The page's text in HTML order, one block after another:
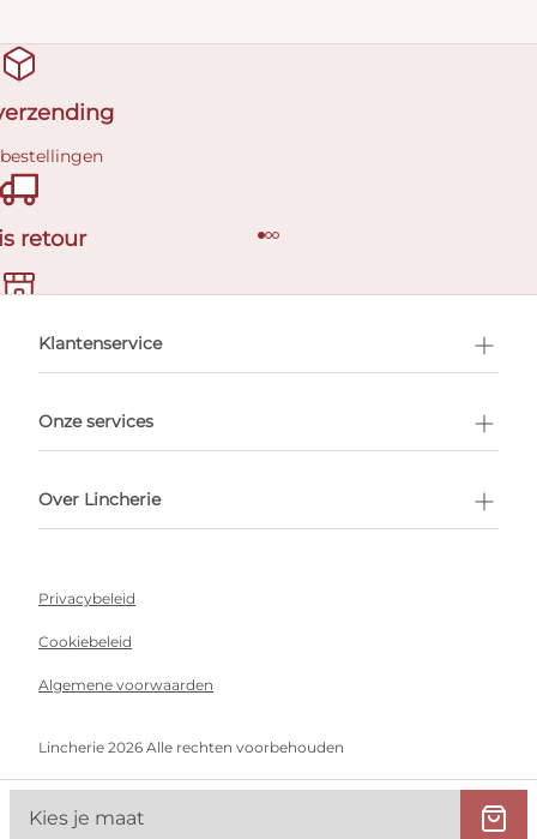
Kies je maat
retour
afspraak
Klantenservice
Onze services
Over Lincherie
Privacybeleid
Cookiebeleid
Algemene voorwaarden
Lincherie 2026 Alle rechten voorbehouden